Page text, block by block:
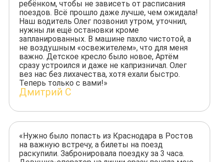
ребёнком, чтобы не зависеть от расписания
поездов. Всё прошло даже лучше, чем ожидала!
Наш водитель Олег позвонил утром, уточнил,
нужны ли ещё остановки кроме
запланированных. В машине пахло чистотой, а
не воздушным «освежителем», что для меня
важно. Детское кресло было новое, Артём
сразу устроился и даже не капризничал. Олег
вез нас без лихачества, хотя ехали быстро.
Теперь только с вами!»
Дмитрий С
«Нужно было попасть из Краснодара в Ростов
на важную встречу, а билеты на поезд
раскупили. Забронировала поездку за 3 часа.